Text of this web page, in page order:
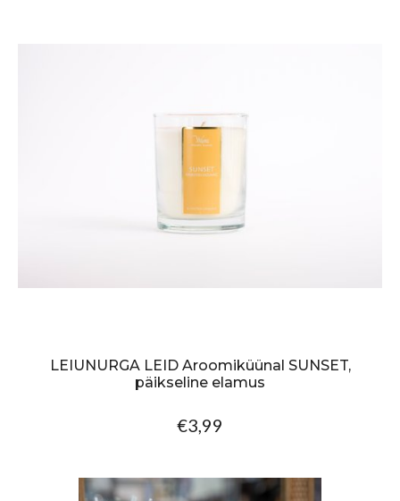
LEIUNURGA LEID Aroomiküünal SUNSET,
päikseline elamus
€3,99